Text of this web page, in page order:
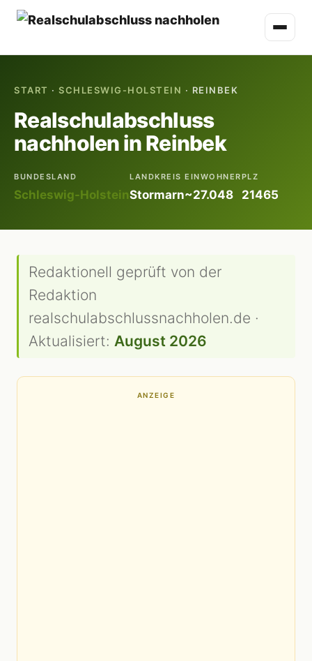
START · SCHLESWIG-HOLSTEIN · REINBEK
Realschulabschluss
nachholen in Reinbek
BUNDESLAND
Schleswig-Holstein
LANDKREIS
Stormarn
EINWOHNER
~27.048
PLZ
21465
Redaktionell geprüft von der
Redaktion
realschulabschlussnachholen.de ·
Aktualisiert: August 2026
ANZEIGE